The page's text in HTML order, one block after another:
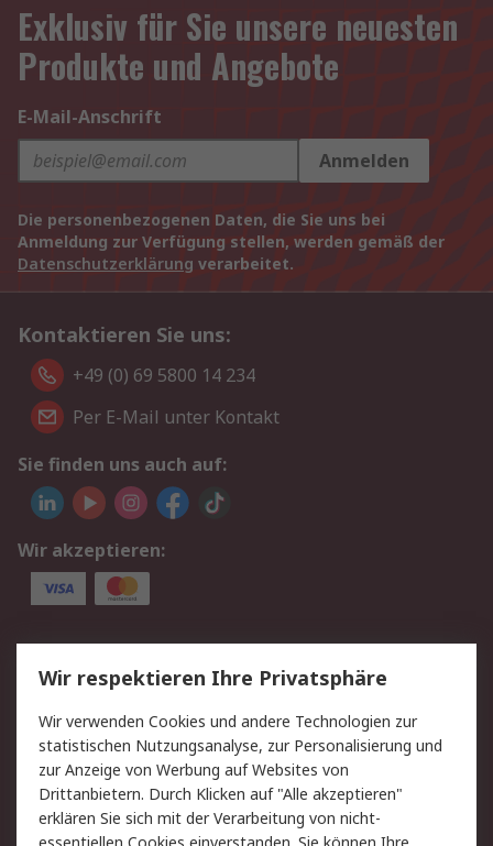
Exklusiv für Sie unsere neuesten
Produkte und Angebote
E-Mail-Anschrift
Anmelden
Die personenbezogenen Daten, die Sie uns bei
Anmeldung zur Verfügung stellen, werden gemäß der
Datenschutzerklärung verarbeitet.
Kontaktieren Sie uns:
+49 (0) 69 5800 14 234
Per E-Mail unter Kontakt
Sie finden uns auch auf:
Wir akzeptieren:
Service
Value Added Services
Lieferlösungen
Rücksendungen
Kontakt
Hilfe
Privatkunden
Rechtliches
Wir respektieren Ihre Privatsphäre
Wir verwenden Cookies und andere Technologien zur
statistischen Nutzungsanalyse, zur Personalisierung und
zur Anzeige von Werbung auf Websites von
Drittanbietern. Durch Klicken auf "Alle akzeptieren"
erklären Sie sich mit der Verarbeitung von nicht-